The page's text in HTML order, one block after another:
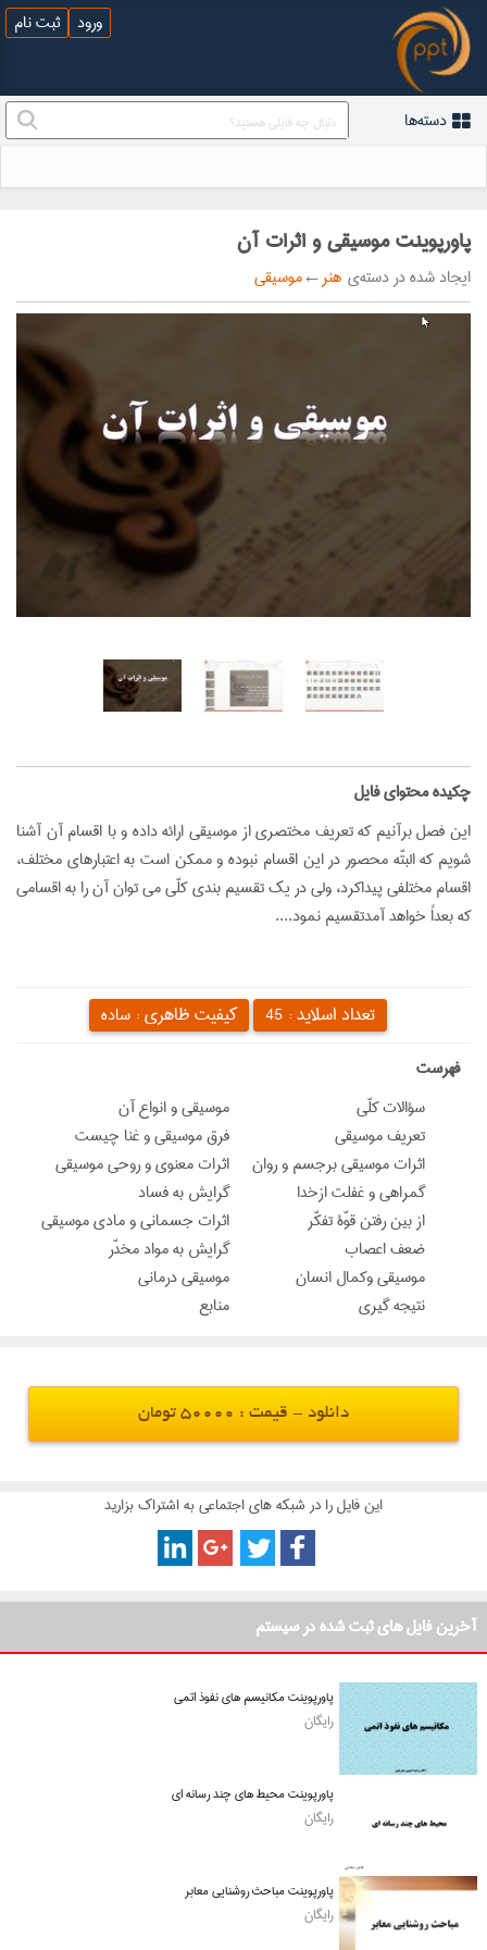
ورود ثبت نام
دسته‌ها
پاورپوینت موسیقی و اثرات آن
ایجاد شده در دسته‌ی هنر←موسیقی
‌چکیده محتوای فایل
این فصل برآنیم که تعریف مختصری از موسیقی ارائه داده و با اقسام آن آشنا
شویم که البتّه محصور در این اقسام نبوده و ممکن است به اعتبارهای مختلف،
اقسام مختلفی پیداکرد، ولی در یک تقسیم بندی کلّی می توان آن را به اقسامی
که بعداً خواهد آمدتقسیم نمود....
کیفیت ظاهری : ساده تعداد اسلاید : 45
‌فهرست
سؤالات کلّی
موسیقی و انواع آن
تعریف موسیقی
فرق موسیقی و غنا چیست
اثرات موسیقی برجسم و روان
اثرات معنوی و روحی موسیقی
گمراهی و غفلت ازخدا
گرايش به فساد
از بین رفتن قوّة تفکّر
اثرات جسمانی و مادی موسیقی
ضعف اعصاب
گرایش به مواد مخدّر
موسیقی وکمال انسان
موسیقی درمانی
نتیجه گیری
منابع
دانلود - قیمت : 50000 تومان
این فایل را در شبکه های اجتماعی به اشتراک بزارید
آخرین فایل های ثبت شده در سیستم
پاورپوینت مکانیسم های نفوذ اتمی
رایگان
پاورپوینت محیط های چند رسانه ای
رایگان
پاورپوینت مباحث روشنایی معابر
رایگان